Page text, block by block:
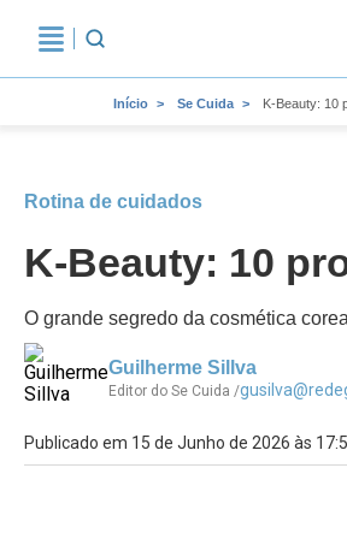
Início Se Cuida K-Beauty: 10
Rotina de cuidados
K-Beauty: 10
O grande segredo da cosmética
Guilherme Sillva
Editor do Se Cuida /
Publicado em 15 de Junho de 2026 às